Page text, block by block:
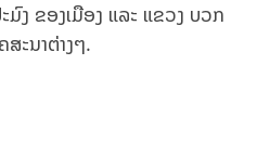
ມົງ ຂອງເມືອງ ແລະ ແຂວງ ບວກ
ະນາຕ່າງໆ.